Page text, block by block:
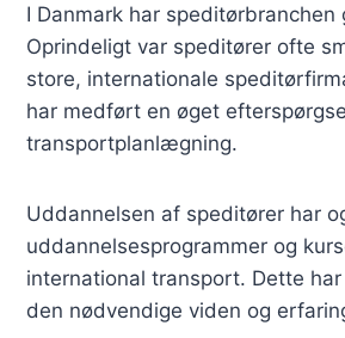
I Danmark har
Oprindeligt var speditører ofte
store, internationale
har medført en øget
transportplanlægning.
Uddannelsen af speditører har
uddannelsesprogrammer og
international transport. Dette
den nødvendige viden og